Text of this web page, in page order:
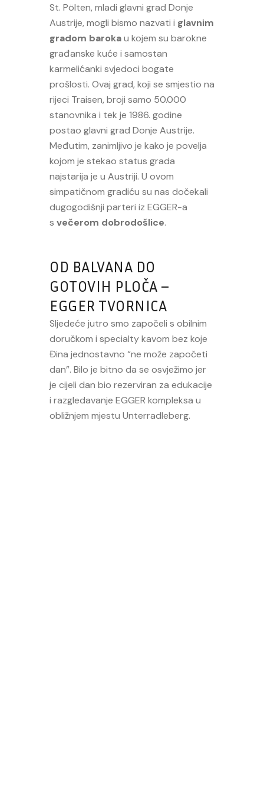
St. Pölten, mladi glavni grad Donje
Austrije, mogli bismo nazvati i glavnim
gradom barokau kojem su barokne
građanske kuće i samostan
karmelićanki svjedoci bogate
prošlosti. Ovaj grad, koji se smjestio na
rijeci Traisen, broji samo 50.000
stanovnika i tek je 1986. godine
postao glavni grad Donje Austrije.
Međutim, zanimljivo je kako je povelja
kojom je stekao status grada
najstarija je u Austriji. U ovom
simpatičnom gradiću su nas dočekali
dugogodišnji parteri iz EGGER-a
s večerom dobrodošlice.
OD BALVANA DO
GOTOVIH PLOČA –
EGGER TVORNICA
Sljedeće jutro smo započeli s obilnim
doručkom i specialty kavom bez koje
Đina jednostavno “ne može započeti
dan”. Bilo je bitno da se osvježimo jer
je cijeli dan bio rezerviran za edukacije
i razgledavanje EGGER kompleksa u
obližnjem mjestu Unterradleberg.